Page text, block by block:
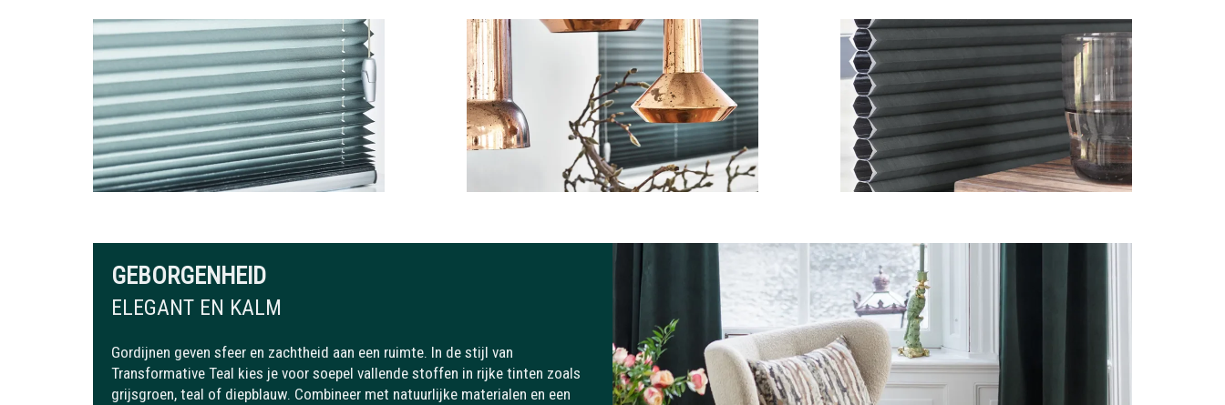
GEBORGENHEID
ELEGANT EN KALM
Gordijnen geven sfeer en zachtheid aan een ruimte. In de stijl van
Transformative Teal kies je voor soepel vallende stoffen in rijke tinten zoals
grijsgroen, teal of diepblauw. Combineer met natuurlijke materialen en een